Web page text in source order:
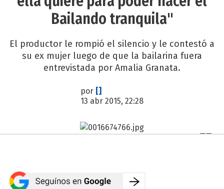
Bailando tranquila"
El productor le rompió el silencio y le contestó a
su ex mujer luego de que la bailarina fuera
entrevistada por Amalia Granata.
por []
13 abr 2015, 22:28